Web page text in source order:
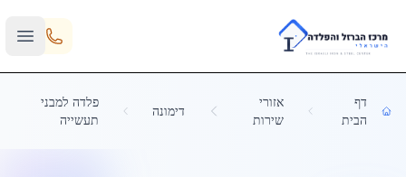
Skip to main content
דף
הבית
אזורי
שירות
דימונה
פלדה למבני
תעשייה